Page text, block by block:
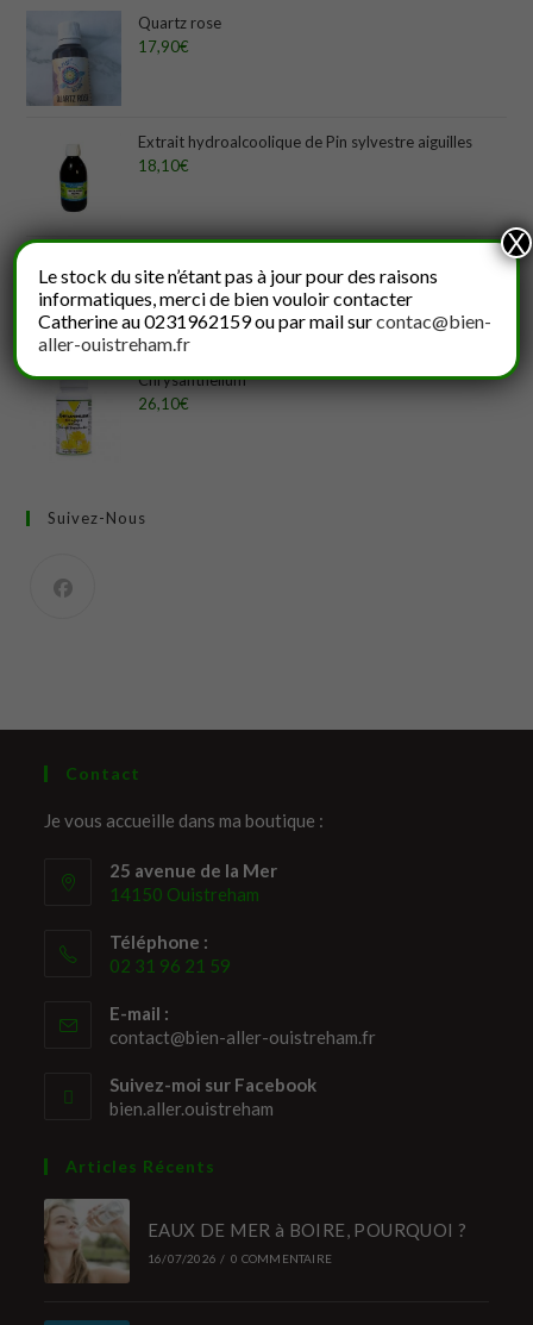
Quartz rose
17,90€
Extrait hydroalcoolique de Pin sylvestre aiguilles
18,10€
11,60€
Chrysanthellum
26,10€
Suivez-Nous
Contact
Je vous accueille dans ma boutique :
25 avenue de la Mer
14150 Ouistreham
Téléphone :
02 31 96 21 59
E-mail :
contact@bien-aller-ouistreham.fr
Suivez-moi sur Facebook
bien.aller.ouistreham
Articles Récents
EAUX DE MER à BOIRE, POURQUOI ?
16/07/2026 / 0 COMMENTAIRE
Le stock du site n’étant pas à jour pour des raisons
informatiques, merci de bien vouloir contacter
Catherine au 0231962159 ou par mail surcontac@bien-
aller-ouistreham.fr
X